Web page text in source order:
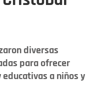
diversas
para ofrecer
a niños y